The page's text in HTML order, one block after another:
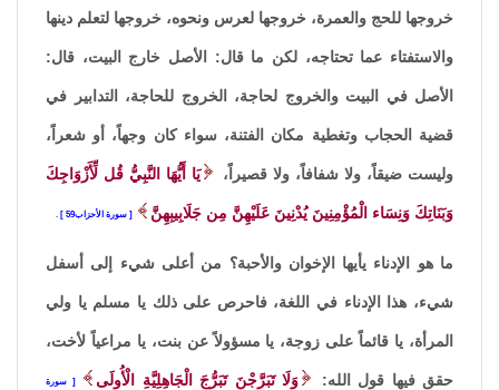
خروجها للحج والعمرة، خروجها لعرس ونحوه، خروجها لتعلم دينها
والاستفتاء عما تحتاجه، لكن ما قال: الأصل خارج البيت، قال:
الأصل في البيت والخروج لحاجة، الخروج للحاجة، التدابير في
قضية الحجاب وتغطية مكان الفتنة، سواء كان وجهاً، أو شعراً،
وليست ضيقاً، ولا شفافاً، ولا قصيراً، يَا أَيُّهَا النَّبِيُّ قُل لِّأَزْوَاجِكَ
وَبَنَاتِكَ وَنِسَاء الْمُؤْمِنِينَ يُدْنِينَ عَلَيْهِنَّ مِن جَلَابِيبِهِنَّ سورة الأحزاب59
ما هو الإدناء يأيها الإخوان والأحبة؟ من أعلى شيء إلى أسفل
شيء، هذا الإدناء في اللغة، فاحرص على ذلك يا مسلم يا ولي
المرأة، يا قائماً على زوجة، يا مسؤولاً عن بنت، يا مراعياً لأخت،
حقق فيها قول الله: وَلَا تَبَرَّجْنَ تَبَرُّجَ الْجَاهِلِيَّةِ الْأُولَى سورة